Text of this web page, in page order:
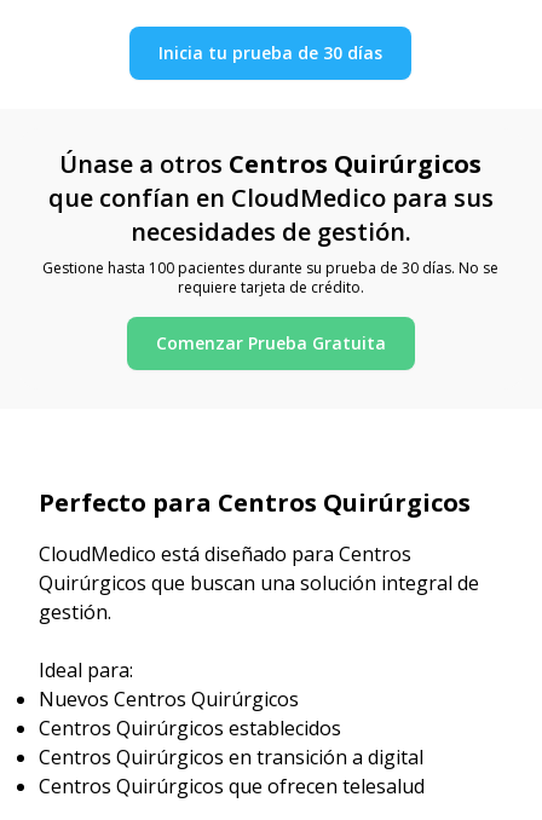
Inicia tu prueba de 30 días
Únase a otros Centros Quirúrgicos
que confían en CloudMedico para sus
necesidades de gestión.
Gestione hasta 100 pacientes durante su prueba de 30 días. No se
requiere tarjeta de crédito.
Comenzar Prueba Gratuita
Perfecto para Centros Quirúrgicos
CloudMedico está diseñado para Centros
Quirúrgicos que buscan una solución integral de
gestión.
Ideal para:
Nuevos Centros Quirúrgicos
Centros Quirúrgicos establecidos
Centros Quirúrgicos en transición a digital
Centros Quirúrgicos que ofrecen telesalud